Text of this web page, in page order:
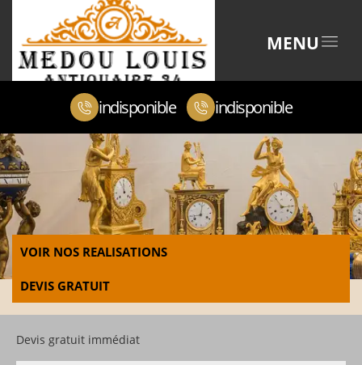
MENU
indisponible indisponible
VOIR NOS REALISATIONS
DEVIS GRATUIT
Devis gratuit immédiat